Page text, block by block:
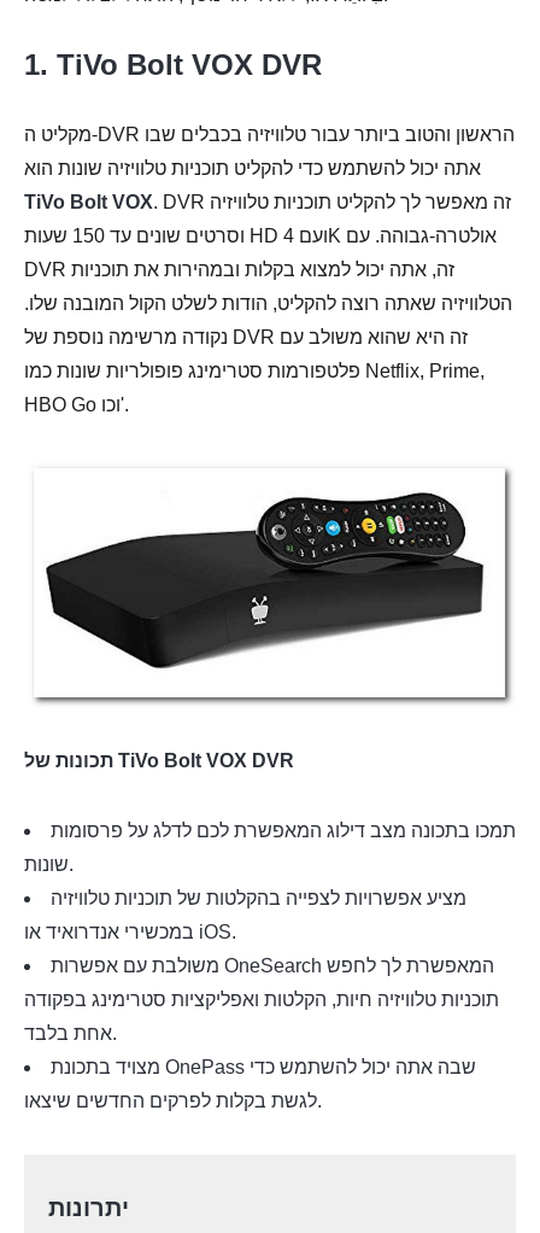
1. TiVo Bolt VOX DVR
מקליט ה-DVR הראשון והטוב ביותר עבור טלוויזיה בכבלים שבו
אתה יכול להשתמש כדי להקליט תוכניות טלוויזיה שונות הוא
TiVo Bolt VOX. DVR זה מאפשר לך להקליט תוכניות טלוויזיה
וסרטים שונים עד 150 שעות HD ועם 4K אולטרה-גבוהה. עם
DVR זה, אתה יכול למצוא בקלות ובמהירות את תוכניות
הטלוויזיה שאתה רוצה להקליט, הודות לשלט הקול המובנה שלו.
נקודה מרשימה נוספת של DVR זה היא שהוא משולב עם
פלטפורמות סטרימינג פופולריות שונות כמו Netflix, Prime,
HBO Go וכו'.
תכונות של TiVo Bolt VOX DVR
תמכו בתכונה מצב דילוג המאפשרת לכם לדלג על פרסומות
שונות.
מציע אפשרויות לצפייה בהקלטות של תוכניות טלוויזיה
במכשירי אנדרואיד או iOS.
משולבת עם אפשרות OneSearch המאפשרת לך לחפש
תוכניות טלוויזיה חיות, הקלטות ואפליקציות סטרימינג בפקודה
אחת בלבד.
מצויד בתכונת OnePass שבה אתה יכול להשתמש כדי
לגשת בקלות לפרקים החדשים שיצאו.
יתרונות